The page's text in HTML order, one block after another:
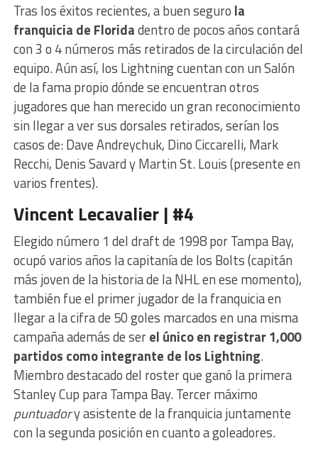
Tras los éxitos recientes, a buen seguro la
franquicia de Floridadentro de pocos años contará
con 3 o 4 números más retirados de la circulación del
equipo. Aún así, los Lightning cuentan con un Salón
de la fama propio dónde se encuentran otros
jugadores que han merecido un gran reconocimiento
sin llegar a ver sus dorsales retirados, serían los
casos de: Dave Andreychuk, Dino Ciccarelli, Mark
Recchi, Denis Savard y Martin St. Louis (presente en
varios frentes).
Vincent Lecavalier | #4
Elegido número 1 del draft de 1998 por Tampa Bay,
ocupó varios años la capitanía de los Bolts (capitán
más joven de la historia de la NHL en ese momento),
también fue el primer jugador de la franquicia en
llegar a la cifra de 50 goles marcados en una misma
campaña además de serel único en registrar 1,000
partidos como integrante de los Lightning.
Miembro destacado del roster que ganó la primera
Stanley Cup para Tampa Bay. Tercer máximo
puntuadory asistente de la franquicia juntamente
con la segunda posición en cuanto a goleadores.